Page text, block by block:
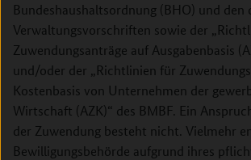
Bundeshaushaltsordnung (BHO) und den
Verwaltungsvorschriften sowie der
Zuwendungsanträge auf Ausgabenbasis
und/oder der „Richtlinien für
Kostenbasis von Unternehmen der
Wirtschaft (AZK)“ des BMBF. Ein
der Zuwendung besteht nicht. Vielmehr
Bewilligungsbehörde aufgrund ihres